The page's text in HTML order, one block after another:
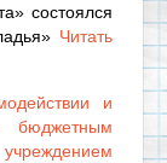
состоялся
Читать
и
бюджетным